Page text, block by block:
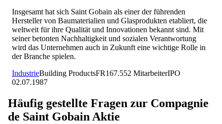
Insgesamt hat sich Saint Gobain als einer der führenden
Hersteller von Baumaterialien und Glasprodukten etabliert, die
weltweit für ihre Qualität und Innovationen bekannt sind. Mit
seiner betonten Nachhaltigkeit und sozialen Verantwortung
wird das Unternehmen auch in Zukunft eine wichtige Rolle in
der Branche spielen.
IndustrieBuilding ProductsFR167.552 MitarbeiterIPO
02.07.1987
Häufig gestellte Fragen zur Compagnie
de Saint Gobain Aktie